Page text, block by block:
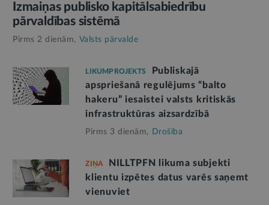
Izmaiņas publisko kapitālsabiedrību
pārvaldības sistēmā
Pirms 2 dienām, Valsts pārvalde
LIKUMPROJEKTS
Publiskajā
apspriešanā regulējums “balto
hakeru” iesaistei valsts kritiskās
infrastruktūras aizsardzībā
Pirms 3 dienām, Drošība
ZIŅA
NILLTPFN likuma subjekti
klientu izpētes datus varēs saņemt
vienuviet